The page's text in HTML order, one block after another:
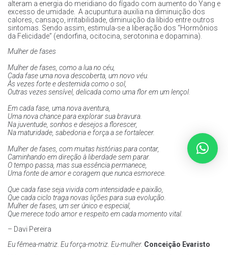
alteram a energia do meridiano do fígado com aumento do Yang e
excesso de umidade. A acupuntura auxilia na diminuição dos
calores, cansaço, irritabilidade, diminuição da libido entre outros
sintomas. Sendo assim, estimula-se a liberação dos “Hormônios
da Felicidade” (endorfina, ocitocina, serotonina e dopamina).
Mulher de fases
⁠Mulher de fases, como a lua no céu,
Cada fase uma nova descoberta, um novo véu.
Às vezes forte e destemida como o sol,
Outras vezes sensível, delicada como uma flor em um lençol.
Em cada fase, uma nova aventura,
Uma nova chance para explorar sua bravura.
Na juventude, sonhos e desejos a florescer,
Na maturidade, sabedoria e força a se fortalecer.
Mulher de fases, com muitas histórias para contar,
Caminhando em direção à liberdade sem parar.
O tempo passa, mas sua essência permanece,
Uma fonte de amor e coragem que nunca esmorece.
Que cada fase seja vivida com intensidade e paixão,
Que cada ciclo traga novas lições para sua evolução.
Mulher de fases, um ser único e especial,
Que merece todo amor e respeito em cada momento vital.
– Davi Pereira
Eu fêmea-matriz. Eu força-motriz. Eu-mulher. Conceição Evaristo